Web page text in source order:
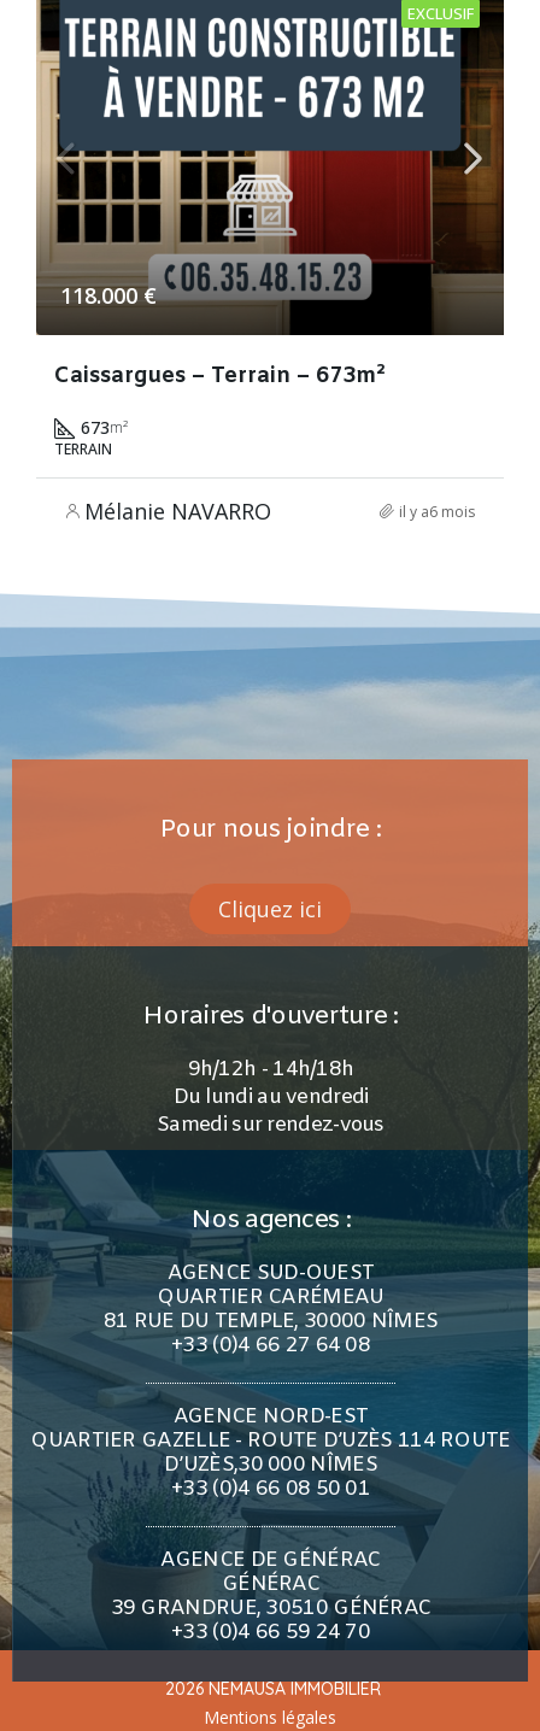
EXCLUSIF
118.000 €
Caissargues – Terrain – 673m²
673m²
TERRAIN
Mélanie NAVARRO il y a6 mois
Pour nous joindre :
Cliquez ici
Horaires d'ouverture :
9h/12h - 14h/18h
Du lundi au vendredi
Samedi sur rendez-vous
Nos agences :
AGENCE SUD-OUEST
QUARTIER CARÉMEAU
81 RUE DU TEMPLE, 30000 NÎMES
+33 (0)4 66 27 64 08
AGENCE NORD-EST
QUARTIER GAZELLE - ROUTE D’UZÈS 114 ROUTE
D’UZÈS,30 000 NÎMES
+33 (0)4 66 08 50 01
AGENCE DE GÉNÉRAC
GÉNÉRAC
39 GRANDRUE, 30510 GÉNÉRAC
+33 (0)4 66 59 24 70
2026 NEMAUSA IMMOBILIER
Mentions légales